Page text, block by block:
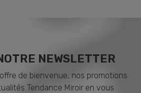
NEWSLETTER
de bienvenue, nos promotions
Tendance Miroir en vous